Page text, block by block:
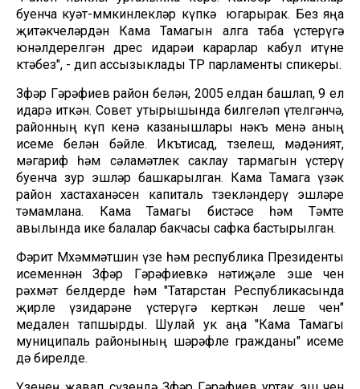
буенча куәт-мөмкинлекләр күпкә югарырак. Без яңа
җитәкчеләрдән Кама Тамагын алга таба үстерүгә
юнәлдерелгән дөрес идарәи карарлар кабул итүне
көтәбез", - дип ассызыклады ТР парламенты спикеры.
Зөфәр Гәрәфиев район белән, 2005 елдан башлап, 9 ел
идарә иткән. Совет утырышында билгеләп үтелгәнчә,
районның күп кенә казанышлары нәкъ менә аның
исеме белән бәйле. Икътисад, төзелеш, мәдәният,
мәгариф һәм сәламәтлек саклау тармагын үстерү
буенча зур эшләр башкарылган. Кама Тамага үзәк
район хастаханәсен капиталь төзекләндерү эшләре
тәмамлана. Кама Тамагы бистәсе һәм Тәмте
авылында ике балалар бакчасы сафка бастырылган.
Фәрит Мөхәммәтшин үзе һәм республика Президенты
исеменнән Зөфәр Гәрәфиевкә нәтиҗәле эше өчен
рәхмәт белдерде һәм "Татарстан Республикасында
җирле үзидарәне үстерүгә керткән өлеше өчен"
медален тапшырды. Шулай ук аңа "Кама Тамагы
муниципаль районының шәрәфле гражданы" исеме
дә бирелде.